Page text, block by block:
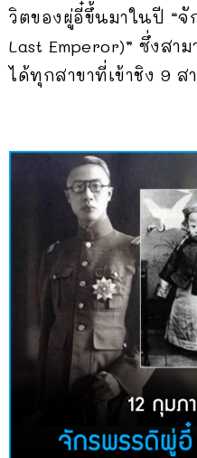
วิตของผู่อี๋ขึ้นมาในปี “จั
Last Emperor)” ซึ่งสา
ได้ทุกสาขาที่เข้าชิง 9 ส